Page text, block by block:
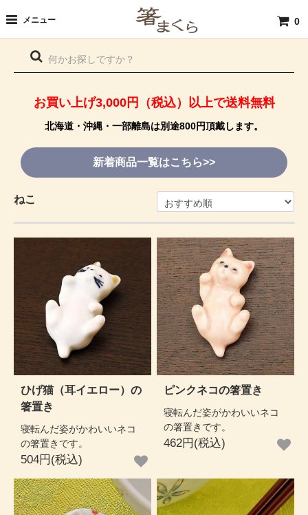
メニュー 0
お買い上げ3,000円（税込）以上で送料無料
北海道・沖縄・一部離島は別途800円頂戴します。
新着商品一覧はこちら>>
ねこ
ひげ猫（耳イエロー）の
箸置き
寝転んだ姿がかわいいネコ
の箸置きです。
504円(税込)
ピンクネコの箸置き
寝転んだ姿がかわいいネコ
の箸置きです。
462円(税込)